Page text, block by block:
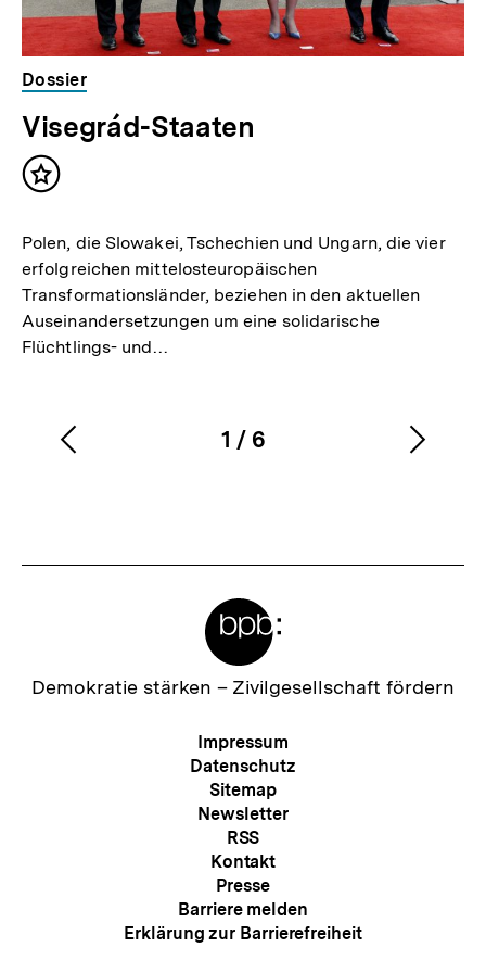
Dossier
Visegrád-Staaten
Inhalt
Polen, die Slowakei, Tschechien und Ungarn, die vier
erfolgreichen mittelosteuropäischen
Transformationsländer, beziehen in den aktuellen
Auseinandersetzungen um eine solidarische
Flüchtlings- und…
Karussellinhalt
1
von
/ 6
Vorherigen
Zur
Demokratie stärken – Zivilgesellschaft fördern
Meta-
Navigation
Impressum
Datenschutz
Sitemap
Newsletter
RSS
Kontakt
Presse
Barriere melden
Erklärung zur Barrierefreiheit